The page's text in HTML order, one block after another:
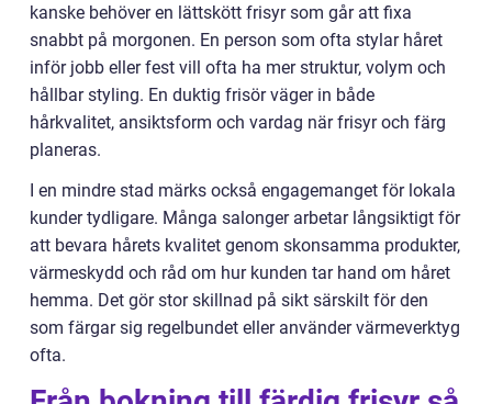
kanske behöver en lättskött frisyr som går att fixa
snabbt på morgonen. En person som ofta stylar håret
inför jobb eller fest vill ofta ha mer struktur, volym och
hållbar styling. En duktig frisör väger in både
hårkvalitet, ansiktsform och vardag när frisyr och färg
planeras.
I en mindre stad märks också engagemanget för lokala
kunder tydligare. Många salonger arbetar långsiktigt för
att bevara hårets kvalitet genom skonsamma produkter,
värmeskydd och råd om hur kunden tar hand om håret
hemma. Det gör stor skillnad på sikt särskilt för den
som färgar sig regelbundet eller använder värmeverktyg
ofta.